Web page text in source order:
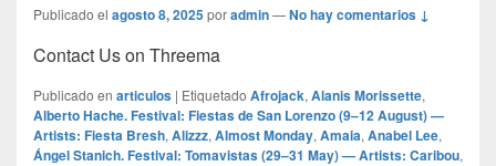
Publicado el agosto 8, 2025poradmin—No hay comentarios ↓
Contact Us on Threema
Publicado en articulos | Etiquetado Afrojack, Alanis Morissette,
Alberto Hache. Festival: Fiestas de San Lorenzo (9–12 August) —
Artists: Fiesta Bresh, Alizzz, Almost Monday, Amaia, Anabel Lee,
Ángel Stanich. Festival: Tomavistas (29–31 May) — Artists: Caribou,